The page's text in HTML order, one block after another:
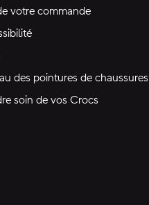
votre commande
des pointures de chaussures
soin de vos Crocs